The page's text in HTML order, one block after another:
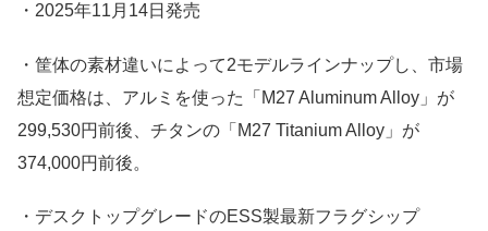
・2025年11月14日発売
・筐体の素材違いによって2モデルラインナップし、市場
想定価格は、アルミを使った「M27 Aluminum Alloy」が
299,530円前後、チタンの「M27 Titanium Alloy」が
374,000円前後。
・デスクトップグレードのESS製最新フラグシップ